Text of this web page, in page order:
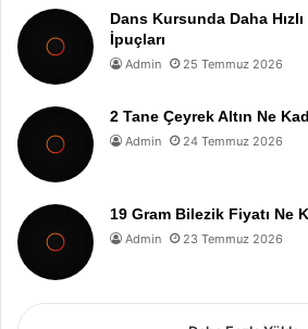
Dans Kursunda Daha
İpuçları
Admin 25 Temmuz 2026
2 Tane Çeyrek Altın Ne
Admin 24 Temmuz 2026
19 Gram Bilezik Fiyatı Ne
Admin 23 Temmuz 2026